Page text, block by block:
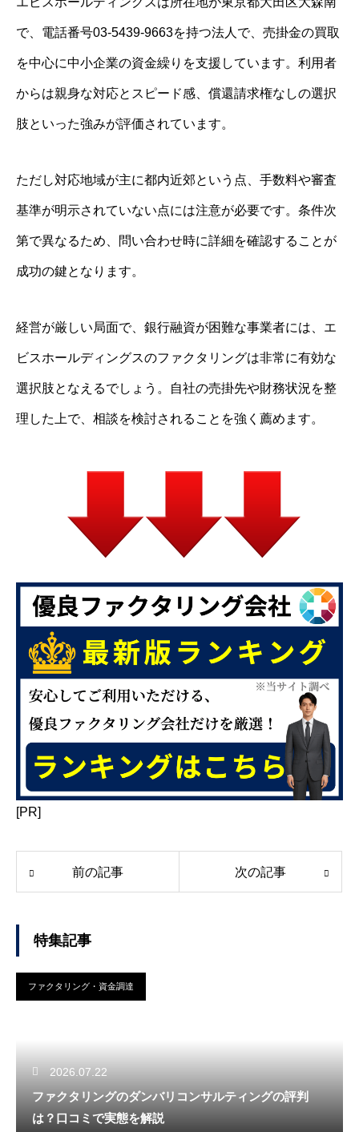
で、電話番号03-5439-9663を持つ法人で、売掛金の買取
を中心に中小企業の資金繰りを支援しています。利用者
からは親身な対応とスピード感、償還請求権なしの選択
肢といった強みが評価されています。
ただし対応地域が主に都内近郊という点、手数料や審査
基準が明示されていない点には注意が必要です。条件次
第で異なるため、問い合わせ時に詳細を確認することが
成功の鍵となります。
経営が厳しい局面で、銀行融資が困難な事業者には、エ
ビスホールディングスのファクタリングは非常に有効な
選択肢となえるでしょう。自社の売掛先や財務状況を整
理した上で、相談を検討されることを強く薦めます。
[PR]
前の記事 次の記事
特集記事
ファクタリング・資金調達
2026.07.22
ファクタリングのダンバリコンサルティングの評判
は？口コミで実態を解説